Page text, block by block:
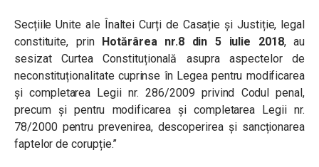
Secțiile Unite ale Înaltei Curți de Casație și Justiție, legal
constituite, prin Hotărârea nr.8 din 5 iulie 2018, au
sesizat Curtea Constituțională asupra aspectelor de
neconstituționalitate cuprinse în Legea pentru modificarea
și completarea Legii nr. 286/2009 privind Codul penal,
precum și pentru modificarea și completarea Legii nr.
78/2000 pentru prevenirea, descoperirea și sancționarea
faptelor de corupție.”